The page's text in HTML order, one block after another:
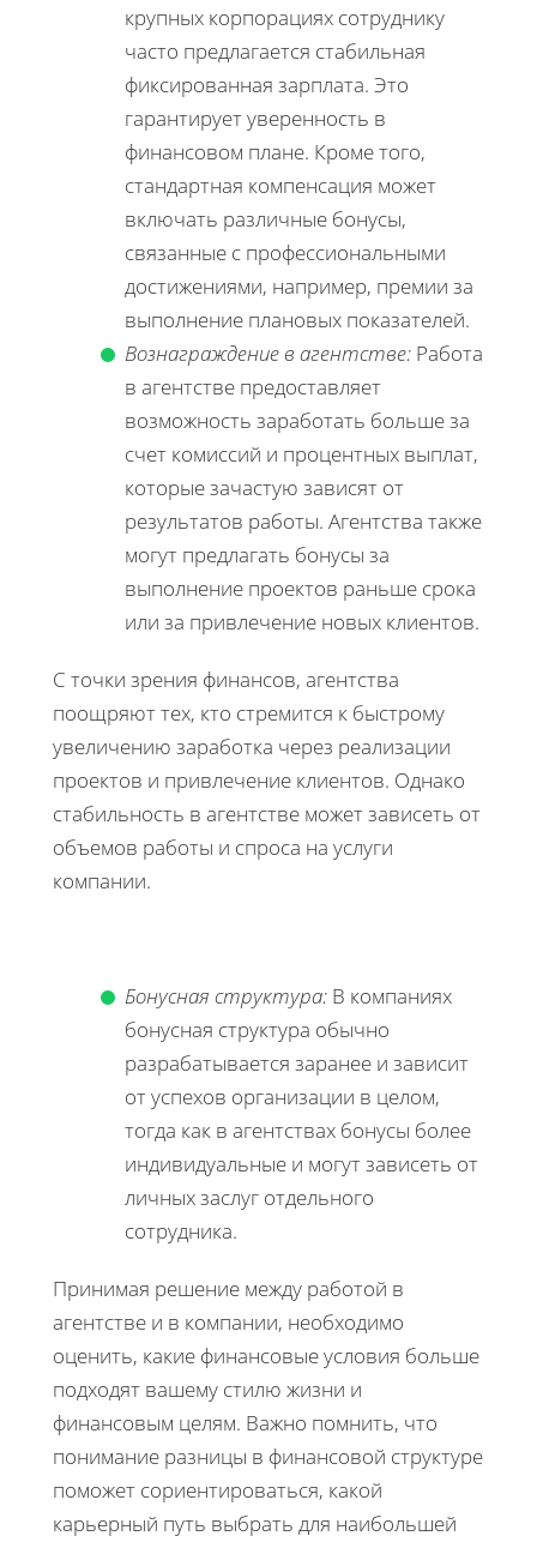
крупных корпорациях сотруднику
часто предлагается стабильная
фиксированная зарплата. Это
гарантирует уверенность в
финансовом плане. Кроме того,
стандартная компенсация может
включать различные бонусы,
связанные с профессиональными
достижениями, например, премии за
выполнение плановых показателей.
Вознаграждение в агентстве: Работа
в агентстве предоставляет
возможность заработать больше за
счет комиссий и процентных выплат,
которые зачастую зависят от
результатов работы. Агентства также
могут предлагать бонусы за
выполнение проектов раньше срока
или за привлечение новых клиентов.
С точки зрения финансов, агентства
поощряют тех, кто стремится к быстрому
увеличению заработка через реализации
проектов и привлечение клиентов. Однако
стабильность в агентстве может зависеть от
объемов работы и спроса на услуги
компании.
Бонусная структура: В компаниях
бонусная структура обычно
разрабатывается заранее и зависит
от успехов организации в целом,
тогда как в агентствах бонусы более
индивидуальные и могут зависеть от
личных заслуг отдельного
сотрудника.
Принимая решение между работой в
агентстве и в компании, необходимо
оценить, какие финансовые условия больше
подходят вашему стилю жизни и
финансовым целям. Важно помнить, что
понимание разницы в финансовой структуре
поможет сориентироваться, какой
карьерный путь выбрать для наибольшей